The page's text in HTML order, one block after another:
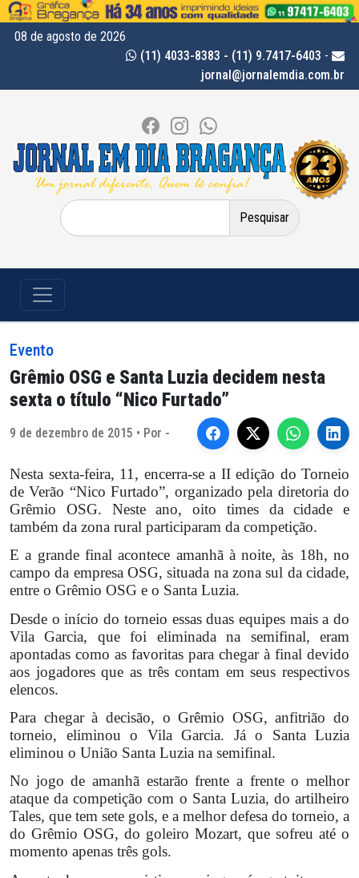
08 de agosto de 2026
(11) 4033-8383 - (11) 9.7417-6403 -
jornal@jornalemdia.com.br
Pesquisar
por:
Evento
Grêmio OSG e Santa Luzia decidem nesta
sexta o título “Nico Furtado”
9 de dezembro de 2015 • Por -
Nesta sexta-feira, 11, encerra-se a II edição do Torneio
de Verão “Nico Furtado”, organizado pela diretoria do
Grêmio OSG. Neste ano, oito times da cidade e
também da zona rural participaram da competição.
E a grande final acontece amanhã à noite, às 18h, no
campo da empresa OSG, situada na zona sul da cidade,
entre o Grêmio OSG e o Santa Luzia.
Desde o início do torneio essas duas equipes mais a do
Vila Garcia, que foi eliminada na semifinal, eram
apontadas como as favoritas para chegar à final devido
aos jogadores que as três contam em seus respectivos
elencos.
Para chegar à decisão, o Grêmio OSG, anfitrião do
torneio, eliminou o Vila Garcia. Já o Santa Luzia
eliminou o União Santa Luzia na semifinal.
No jogo de amanhã estarão frente a frente o melhor
ataque da competição com o Santa Luzia, do artilheiro
Tales, que tem sete gols, e a melhor defesa do torneio, a
do Grêmio OSG, do goleiro Mozart, que sofreu até o
momento apenas três gols.